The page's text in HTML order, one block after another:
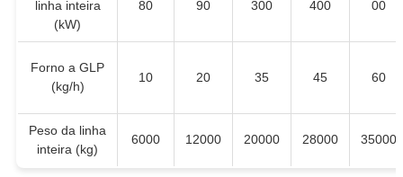
linha inteira
(kW)
80 90 300 400 00
Forno a GLP
(kg/h)
10 20 35 45 60
Peso da linha
inteira (kg)
6000 12000 20000 28000 35000